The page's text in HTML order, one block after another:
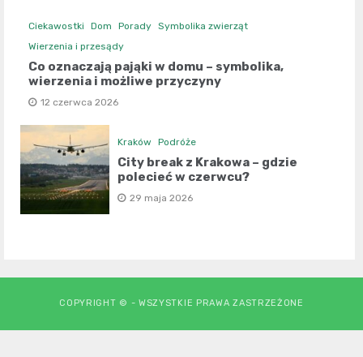
Ciekawostki Dom Porady Symbolika zwierząt
Wierzenia i przesądy
Co oznaczają pająki w domu – symbolika,
wierzenia i możliwe przyczyny
12 czerwca 2026
Kraków Podróże
City break z Krakowa – gdzie
polecieć w czerwcu?
29 maja 2026
COPYRIGHT © - WSZYSTKIE PRAWA ZASTRZEŻONE